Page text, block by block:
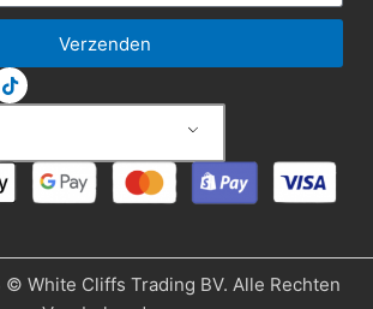
Verzenden
White Cliffs Trading BV. Alle Rechten